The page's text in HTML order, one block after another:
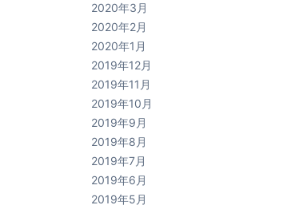
2020年3月
2020年2月
2020年1月
2019年12月
2019年11月
2019年10月
2019年9月
2019年8月
2019年7月
2019年6月
2019年5月